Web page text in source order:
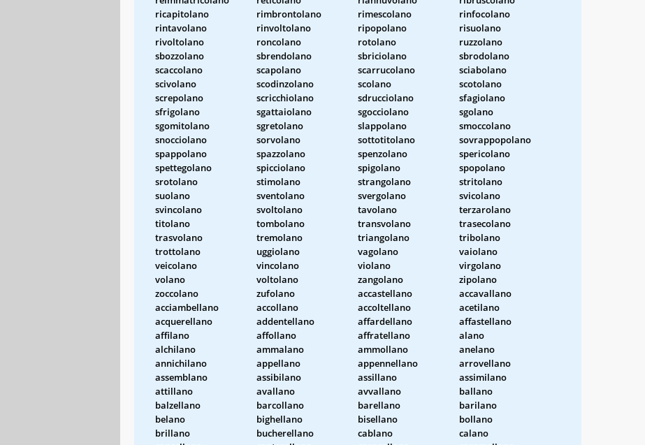
ricapitolano
rimbrontolano rimescolano
rinfocolano
rintavolano
rinvoltolano ripopolano
risuolano
rivoltolano
roncolano rotolano
ruzzolano
sbozzolano
sbrendolano sbriciolano
sbrodolano
scaccolano
scapolano scarrucolano
sciabolano
scivolano
scodinzolano scolano
scotolano
screpolano
scricchiolano sdrucciolano
sfagiolano
sfrigolano
sgattaiolano sgocciolano
sgolano
sgomitolano
sgretolano slappolano
smoccolano
snocciolano
sorvolano sottotitolano
sovrappopolano
spappolano
spazzolano spenzolano
spericolano
spettegolano
spicciolano spigolano
spopolano
srotolano
stimolano strangolano
stritolano
suolano
sventolano svergolano
svicolano
svincolano
svoltolano tavolano
terzarolano
titolano
tombolano transvolano
trasecolano
trasvolano
tremolano triangolano
tribolano
trottolano
uggiolano vagolano
vaiolano
veicolano
vincolano violano
virgolano
volano
voltolano zangolano
zipolano
zoccolano
zufolano accastellano
accavallano
acciambellano
accollano accoltellano
acetilano
acquerellano
addentellano affardellano
affastellano
affilano
affollano affratellano
alano
alchilano
ammalano ammollano
anelano
annichilano
appellano appennellano
arrovellano
assemblano
assibilano assillano
assimilano
attillano
avallano avvallano
ballano
balzellano
barcollano barellano
barilano
belano
bighellano bisellano
bollano
brillano
bucherellano cablano
calano